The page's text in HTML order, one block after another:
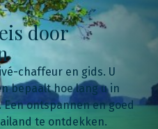
door
chaffeur en gids. U
bepaalt hoe lang u in
ontspannen en goed
te ontdekken.